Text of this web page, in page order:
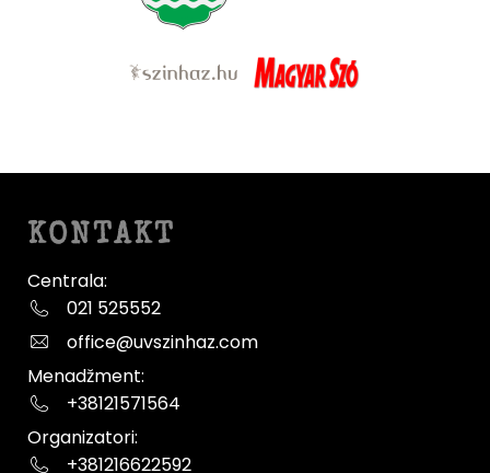
KONTAKT
Centrala:
021 525552
office@uvszinhaz.com
Menadžment:
+38121571564
Organizatori:
+381216622592